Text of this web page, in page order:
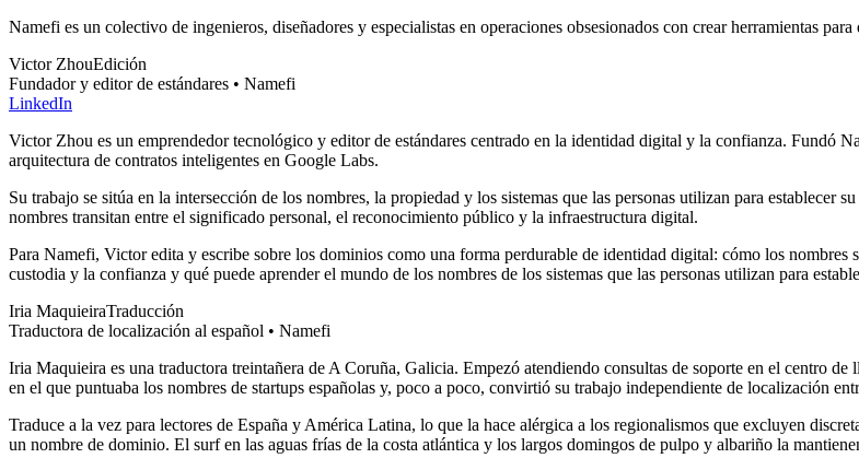
Namefi es un colectivo de ingenieros, diseñadores y especialistas en operaciones obsesionados con crear herramientas
Victor ZhouEdición
Fundador y editor de estándares • Namefi
LinkedIn
Victor Zhou es un emprendedor tecnológico y editor de estándares centrado en la identidad digital y la confianza. Fundó
arquitectura de contratos inteligentes en Google Labs.
Su trabajo se sitúa en la intersección de los nombres, la propiedad y los sistemas que las personas utilizan para establecer
nombres transitan entre el significado personal, el reconocimiento público y la infraestructura digital.
Para Namefi, Victor edita y escribe sobre los dominios como una forma perdurable de identidad digital: cómo los
custodia y la confianza y qué puede aprender el mundo de los nombres de los sistemas que las personas utilizan para
Iria MaquieiraTraducción
Traductora de localización al español • Namefi
Iria Maquieira es una traductora treintañera de A Coruña, Galicia. Empezó atendiendo consultas de soporte en el centro
en el que puntuaba los nombres de startups españolas y, poco a poco, convirtió su trabajo independiente de localización
Traduce a la vez para lectores de España y América Latina, lo que la hace alérgica a los regionalismos que excluyen
un nombre de dominio. El surf en las aguas frías de la costa atlántica y los largos domingos de pulpo y albariño la